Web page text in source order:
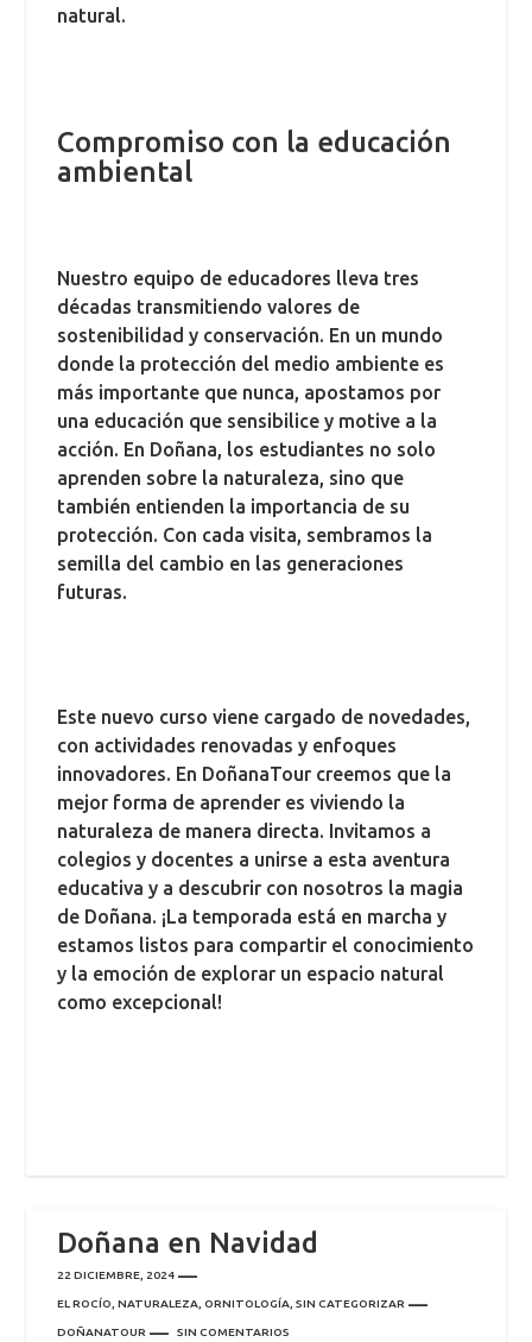
natural.
Compromiso con la educación
ambiental
Nuestro equipo de educadores lleva tres
décadas transmitiendo valores de
sostenibilidad y conservación. En un mundo
donde la protección del medio ambiente es
más importante que nunca, apostamos por
una educación que sensibilice y motive a la
acción. En Doñana, los estudiantes no solo
aprenden sobre la naturaleza, sino que
también entienden la importancia de su
protección. Con cada visita, sembramos la
semilla del cambio en las generaciones
futuras.
Este nuevo curso viene cargado de novedades,
con actividades renovadas y enfoques
innovadores. En DoñanaTour creemos que la
mejor forma de aprender es viviendo la
naturaleza de manera directa. Invitamos a
colegios y docentes a unirse a esta aventura
educativa y a descubrir con nosotros la magia
de Doñana. ¡La temporada está en marcha y
estamos listos para compartir el conocimiento
y la emoción de explorar un espacio natural
como excepcional!
Doñana en Navidad
22 DICIEMBRE, 2024
EL ROCÍO NATURALEZA ORNITOLOGÍA SIN CATEGORIZAR
DOÑANATOUR SIN COMENTARIOS